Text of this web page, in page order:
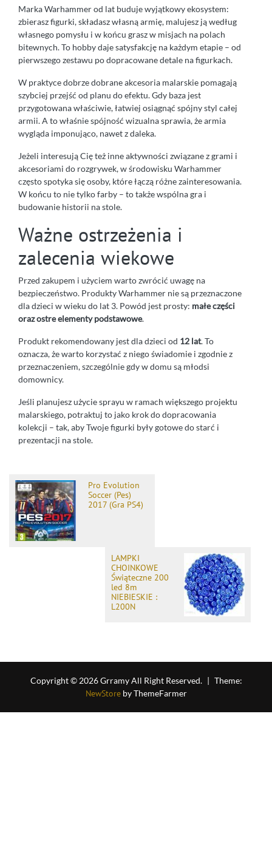
Marka Warhammer od lat buduje wyjątkowy ekosystem:
zbierasz figurki, składasz własną armię, malujesz ją według
własnego pomysłu i w końcu grasz w misjach na polach
bitewnych. To hobby daje satysfakcję na każdym etapie – od
pierwszego zestawu po dopracowane detale na figurkach.
W praktyce dobrze dobrane akcesoria malarskie pomagają
szybciej przejść od planu do efektu. Gdy baza jest
przygotowana właściwie, łatwiej osiągnąć spójny styl całej
armii. A to właśnie spójność wizualna sprawia, że armia
wygląda imponująco, nawet z daleka.
Jeżeli interesują Cię też inne aktywności związane z grami i
akcesoriami do rozgrywek, w środowisku Warhammer
często spotyka się osoby, które łączą różne zainteresowania.
W końcu to nie tylko farby – to także wspólna gra i
budowanie historii na stole.
Ważne ostrzeżenia i
zalecenia wiekowe
Przed zakupem i użyciem warto zwrócić uwagę na
bezpieczeństwo. Produkty Warhammer nie są przeznaczone
dla dzieci w wieku do lat 3. Powód jest prosty: małe części
oraz ostre elementy podstawowe.
Produkt rekomendowany jest dla dzieci od 12 lat. To
oznacza, że warto korzystać z niego świadomie i zgodnie z
przeznaczeniem, szczególnie gdy w domu są młodsi
domownicy.
Jeśli planujesz użycie sprayu w ramach większego projektu
malarskiego, potraktuj to jako krok do dopracowania
kolekcji – tak, aby Twoje figurki były gotowe do starć i
prezentacji na stole.
Pro Evolution
Soccer (Pes)
2017 (Gra PS4)
LAMPKI
CHOINKOWE
Świąteczne 200
led 8m
NIEBIESKIE :
L200N
Copyright © 2026 Grramy All Right Reserved. Theme:
NewStoreby ThemeFarmer